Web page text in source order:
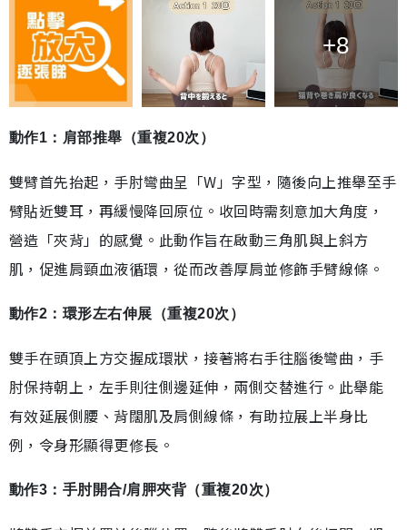
+8
動作1：肩部推舉（重複20次）
雙臂首先抬起，手肘彎曲呈「W」字型，隨後向上推舉至手
臂貼近雙耳，再緩慢降回原位。收回時需刻意加大角度，
營造「夾背」的感覺。此動作旨在啟動三角肌與上斜方
肌，促進肩頸血液循環，從而改善厚肩並修飾手臂線條。
動作2：環形左右伸展（重複20次）
雙手在頭頂上方交握成環狀，接著將右手往腦後彎曲，手
肘保持朝上，左手則往側邊延伸，兩側交替進行。此舉能
有效延展側腰、背闊肌及肩側線條，有助拉展上半身比
例，令身形顯得更修長。
動作3：手肘開合/肩胛夾背（重複20次）